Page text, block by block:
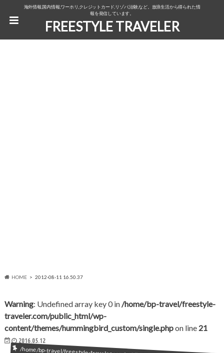
海外情報,国内情報,ワーホリ,クレジットカード,リゾバ,治験,など。放浪生活から得られた情
報を発信しています。
FREESTYLE TRAVELER
HOME 2012-08-11 16.50.37
Warning: Undefined array key 0 in/home/bp-travel/freestyle-
traveler.com/public_html/wp-
content/themes/hummingbird_custom/single.phpon line 21
2016.05.12